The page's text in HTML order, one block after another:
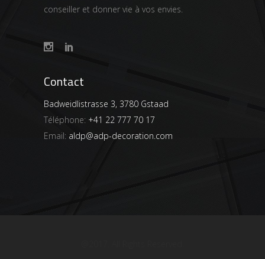
conseiller et donner vie à vos envies.
Contact
Badweidlistrasse 3, 3780 Gstaad
Téléphone: +41 22 777 70 17
Email: aldp@adp-decoration.com